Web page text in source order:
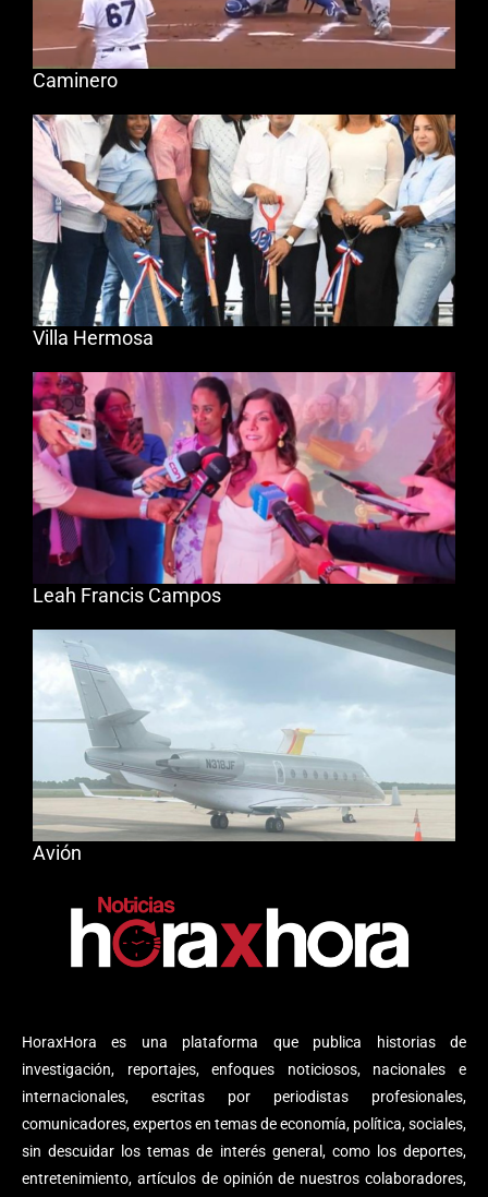
HoraxHora es una plataforma que publica historias de
investigación, reportajes, enfoques noticiosos, nacionales e
internacionales, escritas por periodistas profesionales,
comunicadores, expertos en temas de economía, política, sociales,
sin descuidar los temas de interés general, como los deportes,
entretenimiento, artículos de opinión de nuestros colaboradores,
Caminero
Villa Hermosa
Leah Francis Campos
Avión